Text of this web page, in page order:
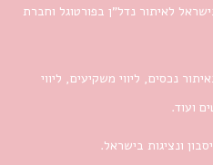
לאיתור נדל”ן בפורטוגל וחברת
נכסים, ליווי משקיעים, ליווי
ועוד.
ונציגות בישראל.